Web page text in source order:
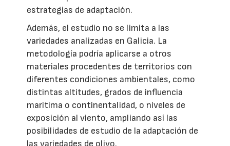
estrategias de adaptación.
Además, el estudio no se limita a las
variedades analizadas en Galicia. La
metodología podría aplicarse a otros
materiales procedentes de territorios con
diferentes condiciones ambientales, como
distintas altitudes, grados de influencia
marítima o continentalidad, o niveles de
exposición al viento, ampliando así las
posibilidades de estudio de la adaptación de
las variedades de olivo.